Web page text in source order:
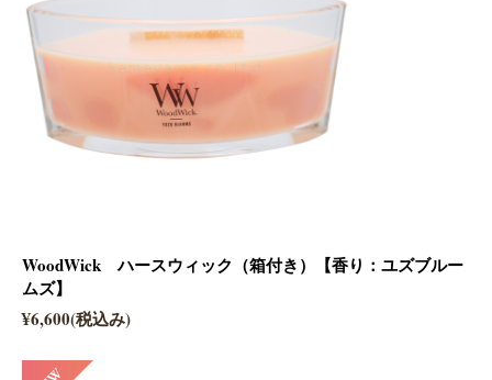
WoodWick ハースウィック（箱付き）【香り：ユズブルー
ムズ】
¥6,600(税込み)